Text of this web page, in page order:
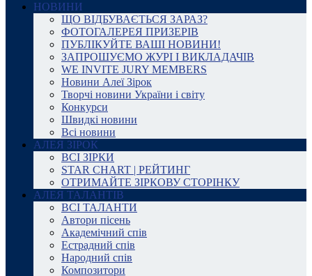
НОВИНИ
ЩО ВІДБУВАЄТЬСЯ ЗАРАЗ?
ФОТОГАЛЕРЕЯ ПРИЗЕРІВ
ПУБЛІКУЙТЕ ВАШІ НОВИНИ!
ЗАПРОШУЄМО ЖУРІ І ВИКЛАДАЧІВ
WE INVITE JURY MEMBERS
Новини Алеї Зірок
Творчі новини України і світу
Конкурси
Швидкі новини
Всі новини
АЛЕЯ ЗІРОК
ВСІ ЗІРКИ
STAR CHART | РЕЙТИНГ
ОТРИМАЙТЕ ЗІРКОВУ СТОРІНКУ
АЛЕЯ ТАЛАНТІВ
ВСІ ТАЛАНТИ
Автори пісень
Академічний спів
Естрадний спів
Народний спів
Композитори